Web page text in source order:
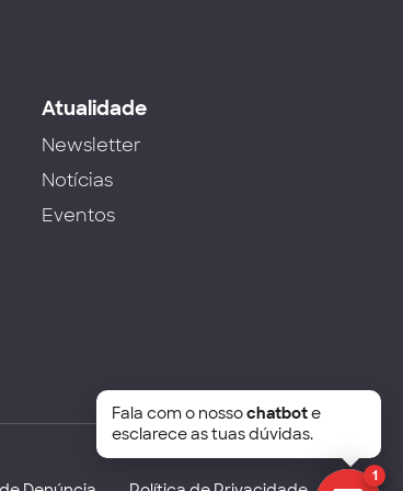
Atualidade
Newsletter
Notícias
Eventos
1
Fala com o nossochatbote
esclarece as tuas dúvidas.